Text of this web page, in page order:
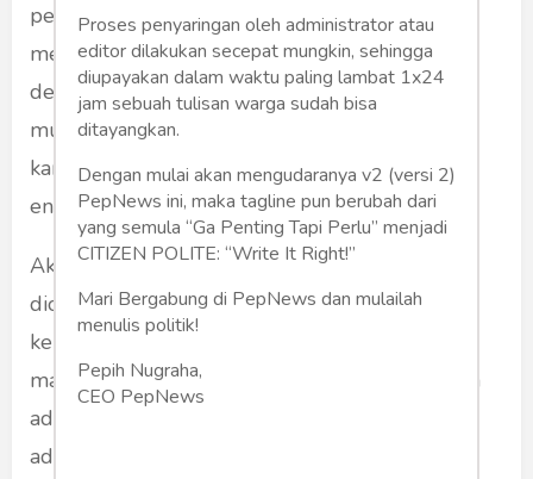
penyebab lainnya adalah fungsi tubuh mulai
menurun. Sedangkan generasi muda berbeda
dengan cara yang menarik dan baru. Generasi
muda lebih mungkin mengalami patah tulang
karena mereka terus-menerus menggunakan
energi agar tidak berkarat.
Akibatnya terjadi patah tulang, namun bisa
diobati dengan baik jika pengobatan diarahkan
ke tempat yang tepat. Banyak orang di
masyarakat kita yang masih percaya bahwa jika
ada nyeri pada persendian, maka jawabannya
adalah pergi ke tukang pijat. Dalam beberapa
Proses penyaringan oleh administrator atau
editor dilakukan secepat mungkin, sehingga
diupayakan dalam waktu paling lambat 1x24
jam sebuah tulisan warga sudah bisa
ditayangkan.
Dengan mulai akan mengudaranya v2 (versi 2)
PepNews ini, maka tagline pun berubah dari
yang semula “Ga Penting Tapi Perlu” menjadi
CITIZEN POLITE: “Write It Right!”
Mari Bergabung di PepNews dan mulailah
menulis politik!
Pepih Nugraha,
CEO PepNews